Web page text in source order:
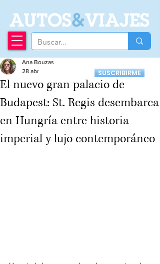
AUTOS&VIAJES
Recibí nuestro SUSCRIBIRME
El nuevo gran palacio de
Budapest: St. Regis desembarca
en Hungría entre historia
imperial y lujo contemporáneo
Ana Bouzas
28 abr